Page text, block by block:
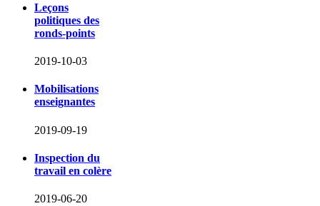
Leçons
politiques des
ronds-points
2019-10-03
Mobilisations
enseignantes
2019-09-19
Inspection du
travail en colère
2019-06-20